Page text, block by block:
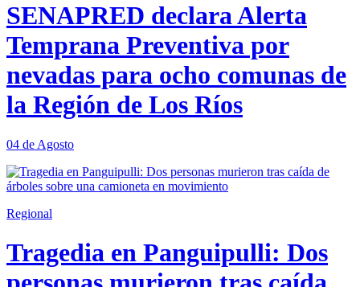
SENAPRED declara Alerta
Temprana Preventiva por
nevadas para ocho comunas de
la Región de Los Ríos
04 de Agosto
Regional
Tragedia en Panguipulli: Dos